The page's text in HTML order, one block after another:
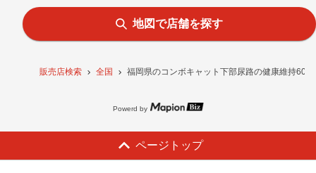
販売店検索 全国 福岡県のコンボキャット下部尿路の健康維持
地図で店舗を探す
Powerd by
ページトップ